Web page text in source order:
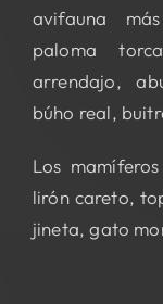
avifauna
paloma
arrendajo,
búho real,
Los
lirón careto,
jineta, gato